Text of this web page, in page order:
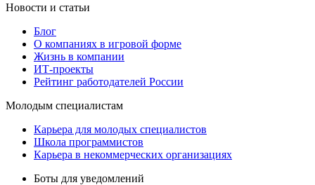
Новости и статьи
Блог
О компаниях в игровой форме
Жизнь в компании
ИТ-проекты
Рейтинг работодателей России
Молодым специалистам
Карьера для молодых специалистов
Школа программистов
Карьера в некоммерческих организациях
Боты для уведомлений